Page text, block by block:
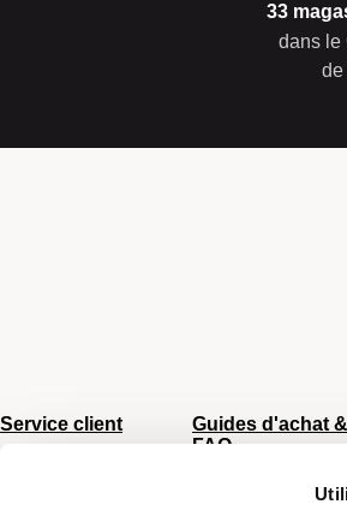
33
dans le
de
Service client
Guides d'achat &
FAQ